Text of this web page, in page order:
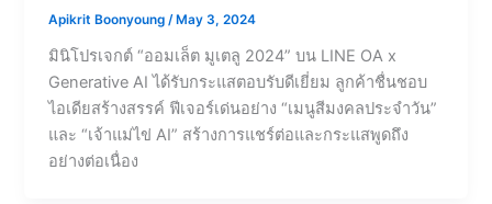
Apikrit Boonyoung/ May 3, 2024
มินิโปรเจกต์ “ออมเล็ต มูเตลู 2024” บน LINE OA x
Generative AI ได้รับกระแสตอบรับดีเยี่ยม ลูกค้าชื่นชอบ
ไอเดียสร้างสรรค์ ฟีเจอร์เด่นอย่าง “เมนูสีมงคลประจำวัน”
และ “เจ้าแม่ไข่ AI” สร้างการแชร์ต่อและกระแสพูดถึง
อย่างต่อเนื่อง